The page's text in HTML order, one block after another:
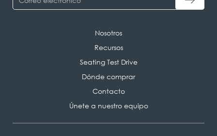
Nosotros
Recursos
Seating Test Drive
Dónde comprar
Contacto
Únete a nuestro equipo